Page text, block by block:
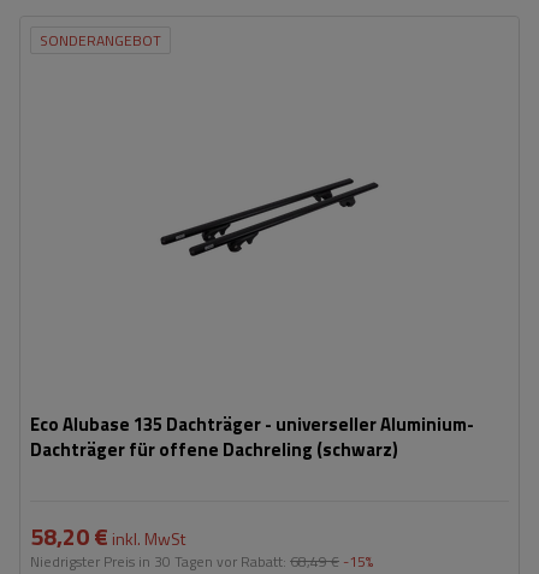
SONDERANGEBOT
Eco Alubase 135 Dachträger - universeller Aluminium-
Dachträger für offene Dachreling (schwarz)
58,20 € inkl. MwSt
Niedrigster Preis in 30 Tagen vor Rabatt: 68,49 € -15%